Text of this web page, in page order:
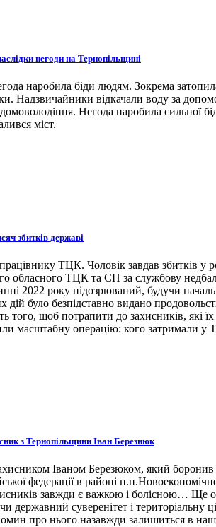
негоди на Тернопільщині
наробила біди людям. Зокрема
Надзвичайники відкачали воду за
Негода наробила сильної
міст.
збитків державі
ТЦК. Чоловік завдав збитків
обласного ТЦК та СП за службову
2022 року підозрюваний, будучи
дій було безпідставно видано
того, щоб потрапити до захисників, які
масштабну операцію: кого затримали у
з Тернопільщини Іван Березнюк
Іваном Березюком, який
федерації в районі
завжди є важкою і болісною…
державний суверенітет і
про нього назавжди залишиться в